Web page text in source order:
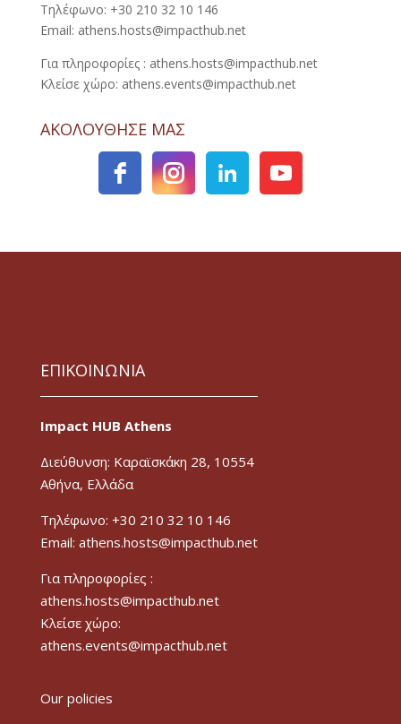
Τηλέφωνο: +30 210 32 10 146
Email: athens.hosts@impacthub.net
Για πληροφορίες : athens.hosts@impacthub.net
Κλείσε χώρο: athens.events@impacthub.net
ΑΚΟΛΟΥΘΗΣΕ ΜΑΣ
ΕΠΙΚΟΙΝΩΝΙΑ
Impact HUB Athens
Διεύθυνση: Καραϊσκάκη 28, 10554
Αθήνα, Ελλάδα
Τηλέφωνο: +30 210 32 10 146
Email: athens.hosts@impacthub.net
Για πληροφορίες :
athens.hosts@impacthub.net
Κλείσε χώρο:
athens.events@impacthub.net
Our policies